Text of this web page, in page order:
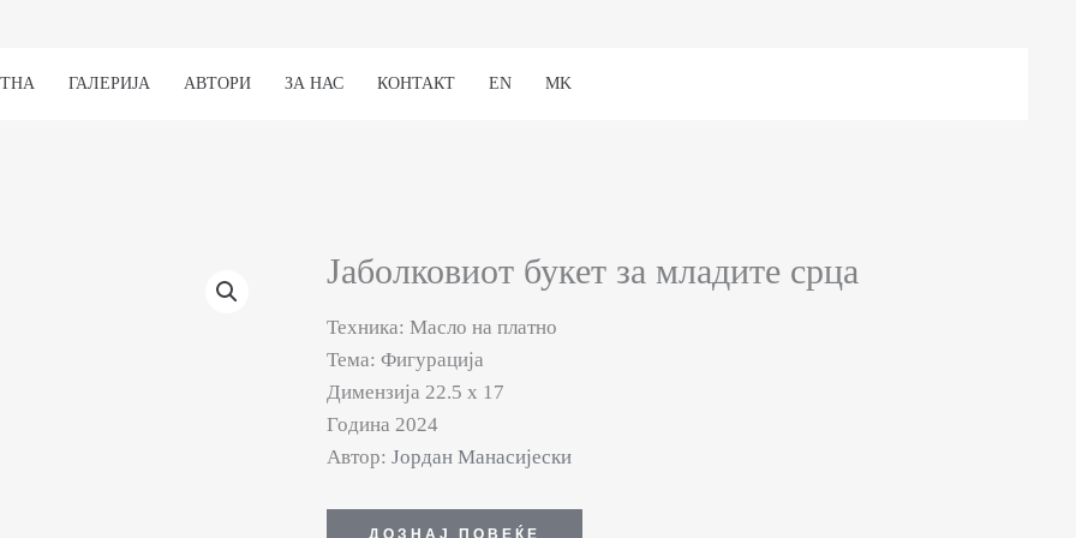
ГАЛЕРИЈА АВТОРИ ЗА НАС КОНТАКТ EN MK
Јаболковиот букет за младите срца
Техника: Масло на платно
Тема: Фигурација
Димензија 22.5 х 17
Година 2024
Автор: Јордан Манасијески
ДОЗНАЈ ПОВЕЌЕ